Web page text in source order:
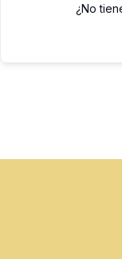
¿No